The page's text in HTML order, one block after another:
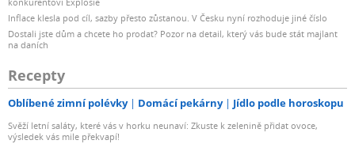
Inflace klesla pod cíl, sazby přesto zůstanou. V Česku nyní rozhoduje jiné číslo
Dostali jste dům a chcete ho prodat? Pozor na detail, který vás bude stát majlant
na daních
Recepty
Oblíbené zimní polévky Domácí pekárny Jídlo podle horoskopu
Svěží letní saláty, které vás v horku neunaví: Zkuste k zelenině přidat ovoce,
výsledek vás mile překvapí!